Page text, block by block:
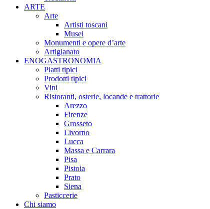
ARTE
Arte
Artisti toscani
Musei
Monumenti e opere d’arte
Artigianato
ENOGASTRONOMIA
Piatti tipici
Prodotti tipici
Vini
Ristoranti, osterie, locande e trattorie
Arezzo
Firenze
Grosseto
Livorno
Lucca
Massa e Carrara
Pisa
Pistoia
Prato
Siena
Pasticcerie
Chi siamo